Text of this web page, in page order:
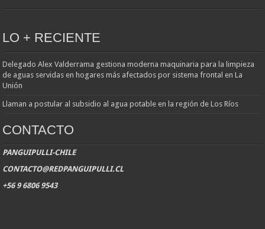
LO + RECIENTE
Delegado Alex Valderrama gestiona moderna maquinaria para la limpieza
de aguas servidas en hogares más afectados por sistema frontal en La
Unión
Llaman a postular al subsidio al agua potable en la región de Los Ríos
CONTACTO
PANGUIPULLI-CHILE
CONTACTO@REDPANGUIPULLI.CL
+56 9 6806 9543